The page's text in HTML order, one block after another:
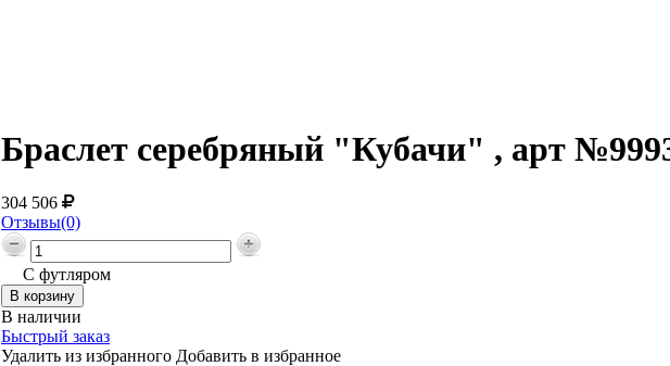
Браслет серебряный "Кубачи" , арт
304 506
Отзывы(0)
С футляром
В наличии
Быстрый заказ
Удалить из избранного Добавить в избранное